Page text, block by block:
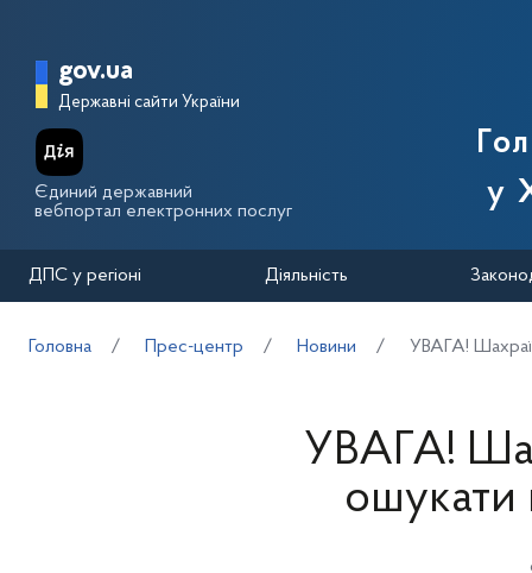
Головна сторінка Державної
gov.ua
Державні сайти України
Єдиний державний
вебпортал електронних послуг
у
ДПС у регіоні Діяльність
Головна Прес-центр Новини УВАГА!
УВАГА!
ошукати